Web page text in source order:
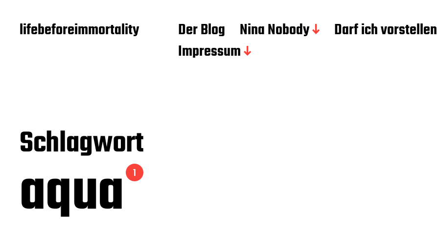
lifebeforeimmortality Der Blog Nina Nobody Darf ich vorstellen
Impressum
Schlagwort
aqua1